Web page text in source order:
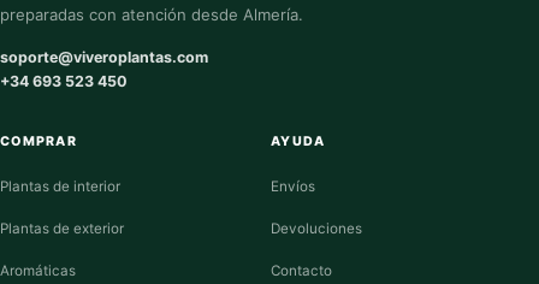
preparadas con atención desde Almería.
soporte@viveroplantas.com
+34 693 523 450
COMPRAR
Plantas de interior
Plantas de exterior
Aromáticas
AYUDA
Envíos
Devoluciones
Contacto